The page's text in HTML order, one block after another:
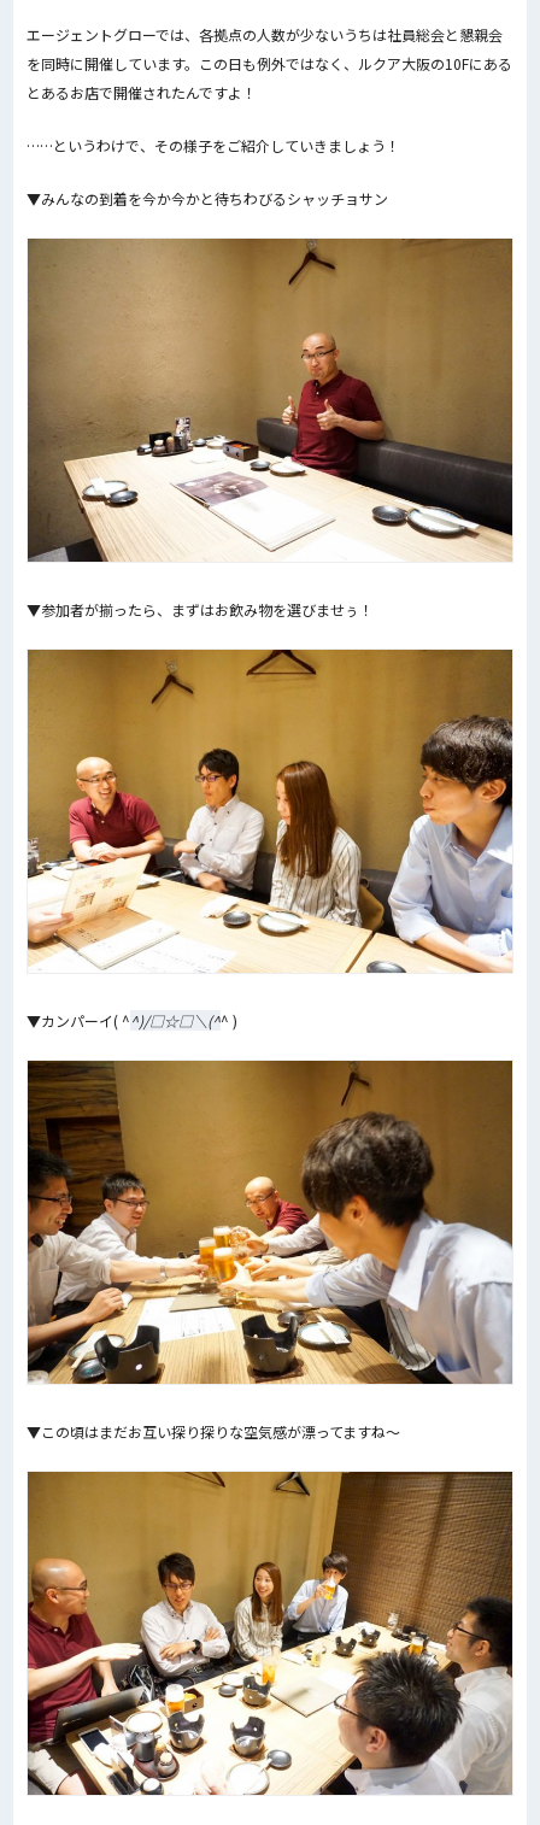
エージェントグローでは、各拠点の人数が少ないうちは社員総会と懇親会
を同時に開催しています。この日も例外ではなく、ルクア大阪の10Fにある
とあるお店で開催されたんですよ！
……というわけで、その様子をご紹介していきましょう！
▼みんなの到着を今か今かと待ちわびるシャッチョサン
▼参加者が揃ったら、まずはお飲み物を選びませぅ！
▼カンパーイ( ^^)/□☆□＼(^^ )
▼この頃はまだお互い探り探りな空気感が漂ってますね〜